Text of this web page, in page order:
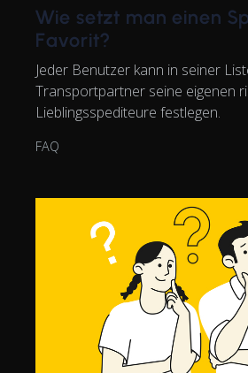
Wie setzt man einen
Favorit?
Jeder Benutzer kann in seiner
Transportpartner seine eigenen
Lieblingsspediteure festlegen.
FAQ